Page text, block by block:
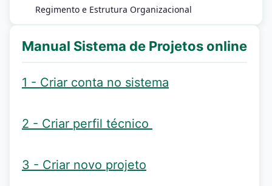
Regimento e Estrutura Organizacional
Manual Sistema de Projetos online
1 - Criar conta no sistema
2 - Criar perfil técnico
3 - Criar novo projeto